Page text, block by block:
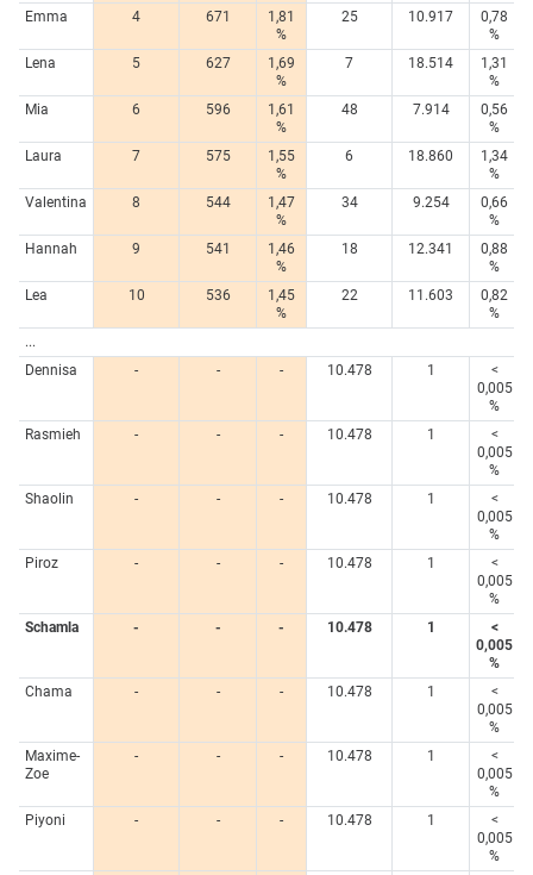
Emma
4 671
1,81
%
25 10.917
0,78
%
Lena
5 627
1,69
%
7 18.514
1,31
%
Mia
6 596
1,61
%
48 7.914
0,56
%
Laura
7 575
1,55
%
6 18.860
1,34
%
Valentina
8 544
1,47
%
34 9.254
0,66
%
Hannah
9 541
1,46
%
18 12.341
0,88
%
Lea
10 536
1,45
%
22 11.603
0,82
%
...
Dennisa
- - - 10.478 1
<
0,005
%
Rasmieh
- - - 10.478 1
<
0,005
%
Shaolin
- - - 10.478 1
<
0,005
%
Piroz
- - - 10.478 1
<
0,005
%
Schamla
- - - 10.478 1
<
0,005
%
Chama
- - - 10.478 1
<
0,005
%
Maxime-
Zoe
- - - 10.478 1
<
0,005
%
Piyoni
- - - 10.478 1
<
0,005
%